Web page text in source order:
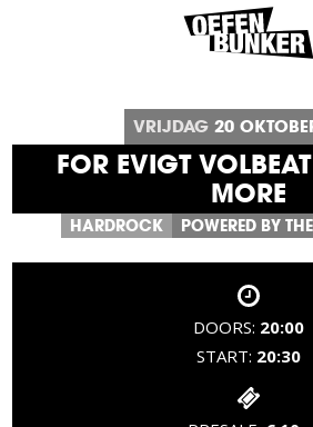
VRIJDAG 20
FOR EVIGT
MORE
HARDROCK POWERED BY
DOORS: 20:00
START: 20:30